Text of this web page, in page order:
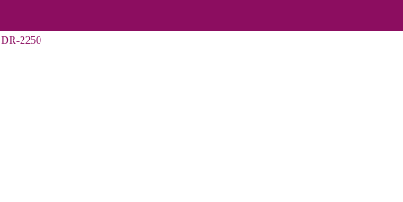
2250